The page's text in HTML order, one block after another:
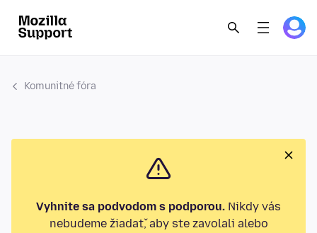
Komunitné fóra
Vyhnite sa podvodom s podporou. Nikdy vás
nebudeme žiadať, aby ste zavolali alebo